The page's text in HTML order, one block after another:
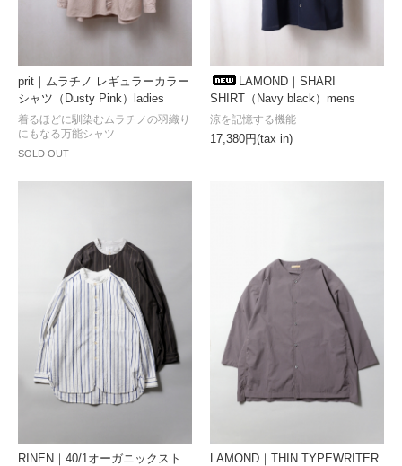
prit｜ムラチノ レギュラーカラー
シャツ（Dusty Pink）ladies
SOLD OUT
着るほどに馴染むムラチノの羽織り
にもなる万能シャツ
LAMOND｜SHARI
SHIRT（Navy black）mens
17,380円(tax in)
涼を記憶する機能
RINEN｜40/1オーガニックスト
LAMOND｜THIN TYPEWRITER